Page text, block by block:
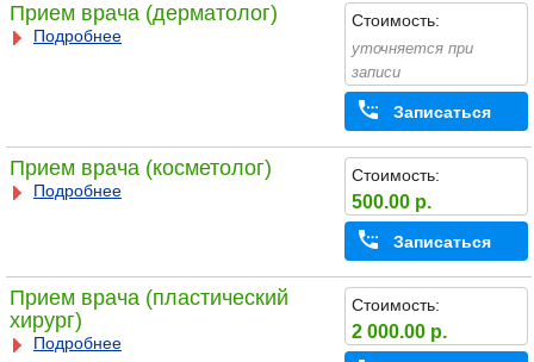
Прием врача (дерматолог)
Подробнее
Стоимость:
уточняется при
записи
Записаться
Прием врача (косметолог)
Подробнее
Стоимость:
500.00 р.
Записаться
Прием врача (пластический
хирург)
Подробнее
Стоимость:
2 000.00 р.